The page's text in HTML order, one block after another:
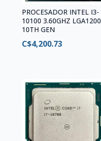
PROCESADOR INTEL I3-
10100 3.60GHZ LGA1200
10TH GEN
C$4,200.73